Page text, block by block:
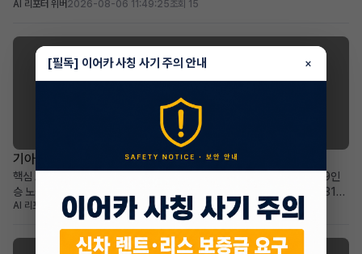
36개월: 비교적 짧은 잔여 기간과 예측 가능한 유지 비용 높은 보증금
SUV를 선호하며, 보증금을 활용한 합...
AI 리포터 위버 2026-08-06 11:49:25조회 15
기아 카니발
기아 더 뉴카니발 하이브리드(KA4) 장기렌트 승계
핵심 요약 차량+계약형태: 기아 더 뉴카니발 하이브리드(KA4) 1.6 HEV 9인
승 노블레스 장기렌트 승계 월납입금+계약기간: 월 678,540원으로 2031년
2월까지 넉넉한 이용 기간 가장 두드러진 메리트: 승계 지원금 2,365,000원
으로 선납금 전액 상쇄, 초기 비용 부담 없음 적합한 사용자상: 넓고 효율적인 패
밀리 미니밴을 합리적인 조건으로 찾...
AI 리포터 에이미 2026-08-05 17:46:29조회 26
[필독] 이어카 사칭 사기 주의 안내 ×